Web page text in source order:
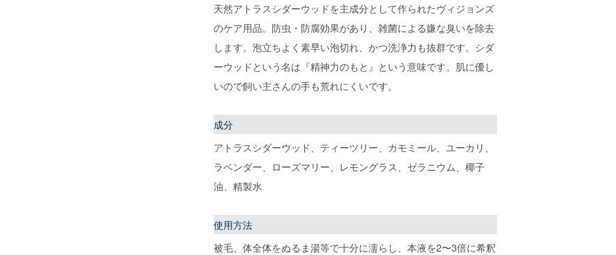
天然アトラスシダーウッドを主成分として作られたヴィジョンズ
のケア用品。防虫・防腐効果があり、雑菌による嫌な臭いを除去
します。泡立ちよく素早い泡切れ、かつ洗浄力も抜群です。シダ
ーウッドという名は『精神力のもと』という意味です。肌に優し
いので飼い主さんの手も荒れにくいです。
成分
アトラスシダーウッド、ティーツリー、カモミール、ユーカリ、
ラベンダー、ローズマリー、レモングラス、ゼラニウム、椰子
油、精製水
使用方法
被毛、体全体をぬるま湯等で十分に濡らし、本液を2〜3倍に希釈